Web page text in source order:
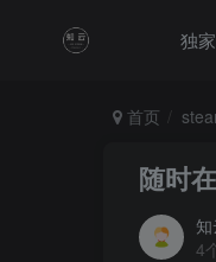
独
首页
随时
4